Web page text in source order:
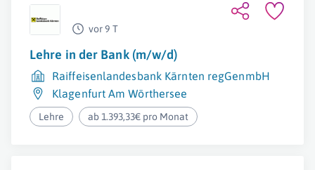
vor 9 T
Lehre in der Bank (m/w/d)
Raiffeisenlandesbank Kärnten regGenmbH
Klagenfurt Am Wörthersee
Lehre ab 1.393,33€ pro Monat